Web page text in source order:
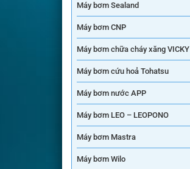
Máy bơm Sealand
Máy bơm CNP
Máy bơm chữa cháy xăng VICKY
Máy bơm cứu hoả Tohatsu
Máy bơm nước APP
Máy bơm LEO – LEOPONO
Máy bơm Mastra
Máy bơm Wilo